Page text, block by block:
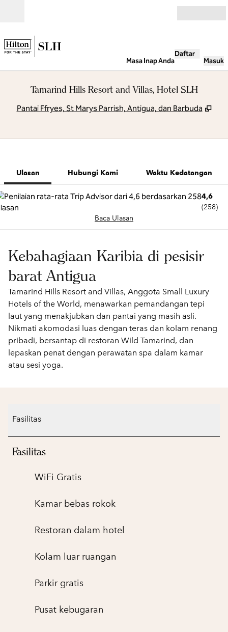
Masa Inap Anda
Daftar
Masuk
Tamarind Hills Resort and Villas, Hotel SLH
Pantai Ffryes, St Marys Parrish, Antigua, dan Barbuda ,
Ulasan Hubungi Kami Waktu Kedatangan
4,6
(258)
Baca Ulasan
Kebahagiaan Karibia di pesisir
barat Antigua
Tamarind Hills Resort and Villas, Anggota Small Luxury
Hotels of the World, menawarkan pemandangan tepi
laut yang menakjubkan dan pantai yang masih asli.
Nikmati akomodasi luas dengan teras dan kolam renang
pribadi, bersantap di restoran Wild Tamarind, dan
lepaskan penat dengan perawatan spa dalam kamar
atau sesi yoga.
Fasilitas
Fasilitas
WiFi Gratis
Kamar bebas rokok
Restoran dalam hotel
Kolam luar ruangan
Parkir gratis
Pusat kebugaran